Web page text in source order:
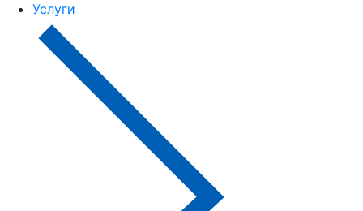
Услуги